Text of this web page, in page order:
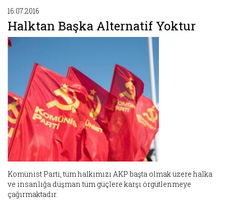
16.07.2016
Halktan Başka Alternatif Yoktur
Komünist Parti, tüm halkımızı AKP başta olmak üzere halka
ve insanlığa düşman tüm güçlere karşı örgütlenmeye
çağırmaktadır.